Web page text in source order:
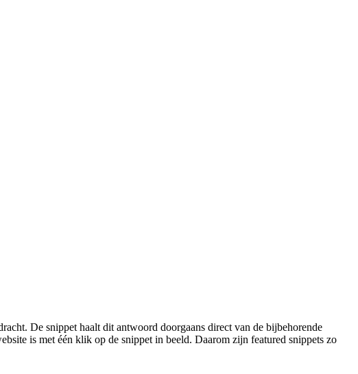
De snippet haalt dit antwoord doorgaans direct van de bijbehorende
is met één klik op de snippet in beeld. Daarom zijn featured snippets zo